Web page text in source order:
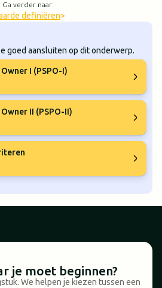
Ga verder naar:
definiëren>
goed aansluiten op dit onderwerp.
I (PSPO-I)
II (PSPO-II)
je moet beginnen?
We helpen je kiezen tussen een